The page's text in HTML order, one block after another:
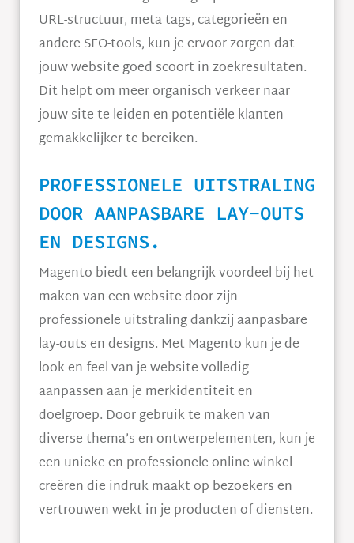
URL-structuur, meta tags, categorieën en
andere SEO-tools, kun je ervoor zorgen dat
jouw website goed scoort in zoekresultaten.
Dit helpt om meer organisch verkeer naar
jouw site te leiden en potentiële klanten
gemakkelijker te bereiken.
PROFESSIONELE UITSTRALING
DOOR AANPASBARE LAY-OUTS
EN DESIGNS.
Magento biedt een belangrijk voordeel bij het
maken van een website door zijn
professionele uitstraling dankzij aanpasbare
lay-outs en designs. Met Magento kun je de
look en feel van je website volledig
aanpassen aan je merkidentiteit en
doelgroep. Door gebruik te maken van
diverse thema’s en ontwerpelementen, kun je
een unieke en professionele online winkel
creëren die indruk maakt op bezoekers en
vertrouwen wekt in je producten of diensten.